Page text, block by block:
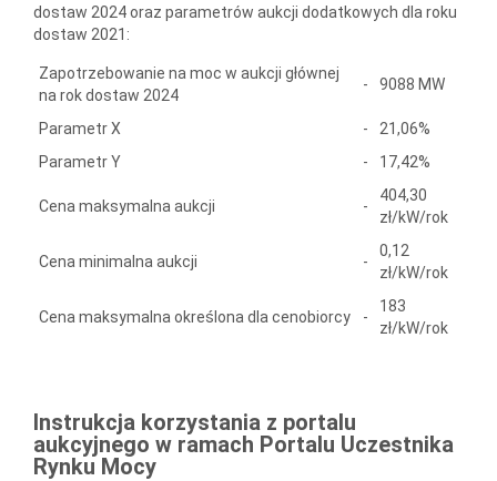
dostaw 2024 oraz parametrów aukcji dodatkowych dla roku
dostaw 2021:
Zapotrzebowanie na moc w aukcji głównej
na rok dostaw 2024
- 9088 MW
Parametr X -
21,06%
Parametr Y
- 17,42%
Cena maksymalna aukcji -
404,30
zł/kW/rok
Cena minimalna aukcji -
0,12
zł/kW/rok
Cena maksymalna określona dla cenobiorcy -
183
zł/kW/rok
Instrukcja korzystania z portalu
aukcyjnego w ramach Portalu Uczestnika
Rynku Mocy